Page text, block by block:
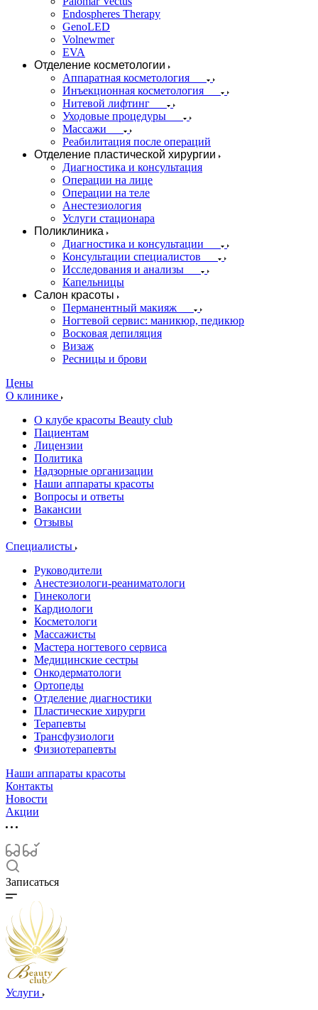
Endospheres Therapy
GenoLED
Volnewmer
EVA
Отделение косметологии
Аппаратная косметология
Инъекционная косметология
Нитевой лифтинг
Уходовые процедуры
Массажи
Реабилитация после операций
Отделение пластической хирургии
Диагностика и консультация
Операции на лице
Операции на теле
Анестезиология
Услуги стационара
Поликлиника
Диагностика и консультации
Консультации специалистов
Исследования и анализы
Капельницы
Салон красоты
Перманентный макияж
Ногтевой сервис: маникюр, педикюр
Восковая депиляция
Визаж
Ресницы и брови
Цены
О клинике
О клубе красоты Beauty club
Пациентам
Лицензии
Политика
Надзорные организации
Наши аппараты красоты
Вопросы и ответы
Вакансии
Отзывы
Специалисты
Руководители
Анестезиологи-реаниматологи
Гинекологи
Кардиологи
Косметологи
Массажисты
Мастера ногтевого сервиса
Медицинские сестры
Онкодерматологи
Ортопеды
Отделение диагностики
Пластические хирурги
Терапевты
Трансфузиологи
Физиотерапевты
Наши аппараты красоты
Контакты
Новости
Акции
Записаться
Услуги